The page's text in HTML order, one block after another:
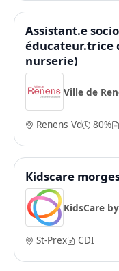
Assistant.e
éducateur.trice
nurserie)
Ville de
Renens Vd 80%
Kidscare
KidsCare
St-Prex CDI